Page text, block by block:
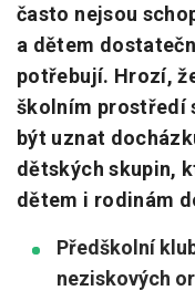
často nejsou
a dětem
potřebují. Hrozí,
školním prostředí
být uznat
dětských skupin,
dětem i rodinám
Předškolní
neziskových